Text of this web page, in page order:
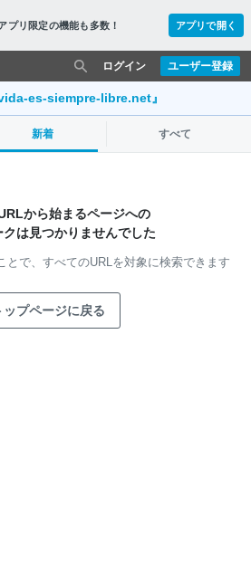
プリ限定の機能も多数！ アプリで開く
ユーザー登録
ログイン
es-siempre-libre.net』
新着 すべて
から始まるページへの
クは見つかりませんでした
で、 すべてのURLを対象に検索できます
ップページに戻る